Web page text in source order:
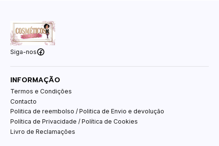
Siga-nos
INFORMAÇÃO
Termos e Condições
Contacto
Politica de reembolso / Politica de Envio e devolução
Política de Privacidade / Política de Cookies
Livro de Reclamações